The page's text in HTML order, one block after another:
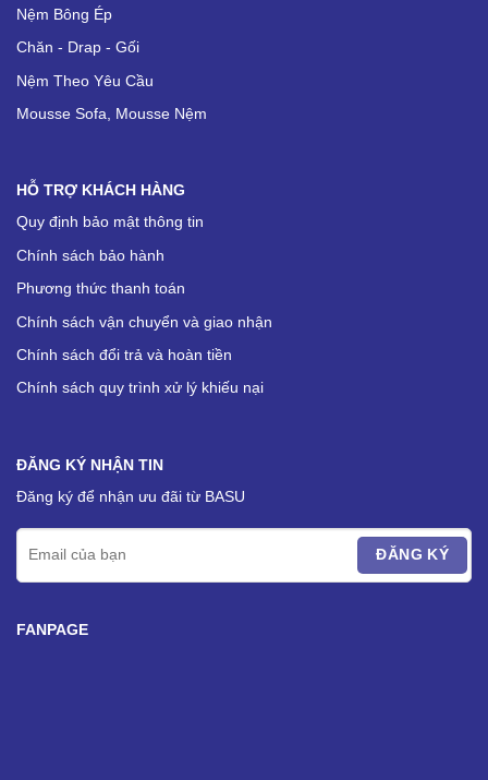
Nệm Bông Ép
Chăn - Drap - Gối
Nệm Theo Yêu Cầu
Mousse Sofa, Mousse Nệm
HỖ TRỢ KHÁCH HÀNG
Quy định bảo mật thông tin
Chính sách bảo hành
Phương thức thanh toán
Chính sách vận chuyển và giao nhận
Chính sách đổi trả và hoàn tiền
Chính sách quy trình xử lý khiếu nại
ĐĂNG KÝ NHẬN TIN
Đăng ký để nhận ưu đãi từ BASU
FANPAGE